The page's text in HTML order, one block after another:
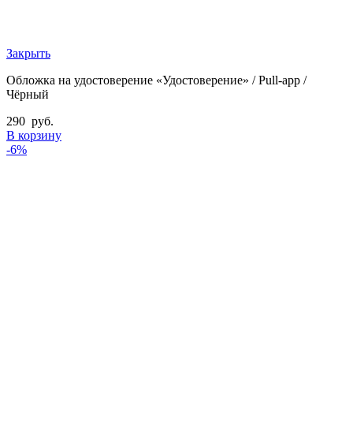
Закрыть
Обложка на удостоверение «Удостоверение» / Pull-app /
Чёрный
290 руб.
В корзину
-6%